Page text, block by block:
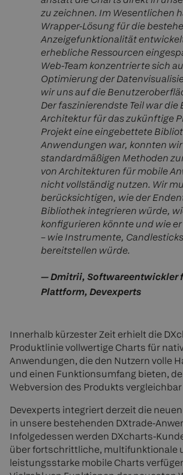
zu zeichnen. Im Wesentlichen
Wrapper-Lösung für die
Anzeigefunktionalität
erhebliche Ressourcen
Web-Team konzentrierte sich
Optimierung der
wir uns auf die
Der faszinierendste Teil war
Architektur für das zukünftige
Projekt eine eingebettete
Anwendungen war, konnten
standardmäßigen Methoden
von Architekturen für mobile
nicht vollständig nutzen. Wir
berücksichtigen, wie der
Bibliothek integrieren würde,
konfigurieren könnte und wie
– wie Instrumente,
bereitstellen würde.
—Dmitrii, Softwareentwickler
Plattform, Devexperts
Innerhalb kürzester Zeit erhielt die
Produktlinie vollwertige Charts für
Anwendungen, die den Nutzern volle
und einen Funktionsumfang bieten,
Webversion des Produkts
Devexperts integriert derzeit die
in unsere bestehenden DXtrade-
Infolgedessen werden DXcharts-
über fortschrittliche, multifunktionale
leistungsstarke mobile Charts